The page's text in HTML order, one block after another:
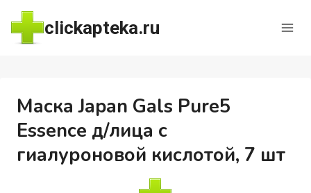
Перейти
содержимому
clickapteka.ru
Маска Japan Gals Pure5
Essence д/лица с
гиалуроновой кислотой, 7 шт